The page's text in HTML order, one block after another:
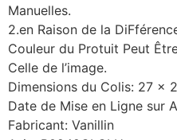
Manuelles.
2.en Raison de la
Couleur du Protuit Peut
Celle de l’image.
Dimensions du Colis: 27 x
Date de Mise en Ligne sur
Fabricant: Vanillin